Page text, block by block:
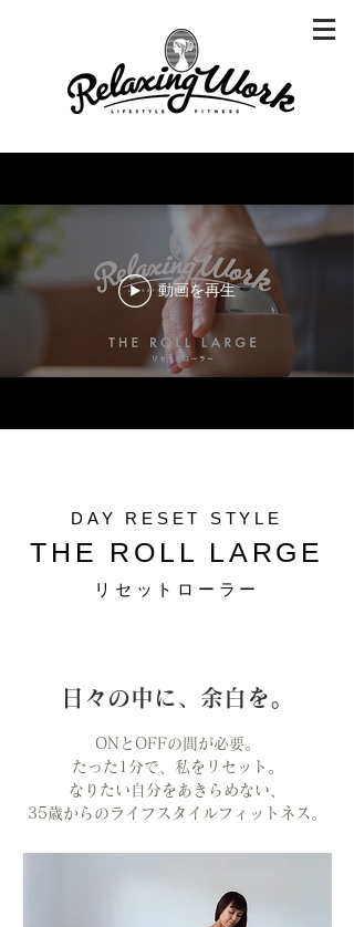
動画を再生
DAY RESET STYLE
THE ROLL LARGE
リセットローラー
日々の中に、余白を。
ONとOFFの間が必要。
たった1分で、私をリセット。
なりたい自分をあきらめない、
35歳からのライフスタイルフィットネス。